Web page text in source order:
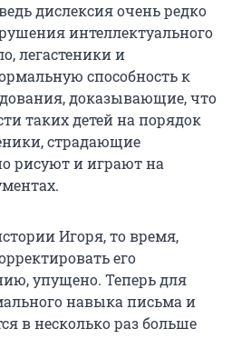
дислексия очень редко
интеллектуального
легастеники и
способность к
доказывающие, что
таких детей на порядок
страдающие
рисуют и играют на
Игоря, то время,
его
упущено. Теперь для
навыка письма и
в несколько раз больше